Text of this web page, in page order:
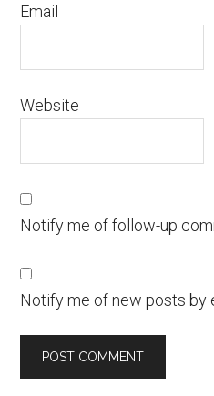
Email
Website
Notify me of follow-up
Notify me of new posts by